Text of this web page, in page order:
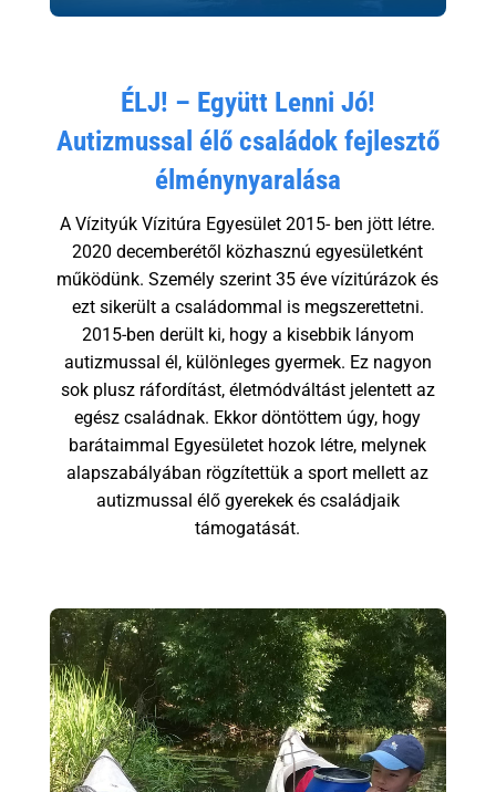
ÉLJ! – Együtt Lenni Jó!
Autizmussal élő családok fejlesztő
élménynyaralása
A Vízityúk Vízitúra Egyesület 2015- ben jött létre.
2020 decemberétől közhasznú egyesületként
működünk. Személy szerint 35 éve vízitúrázok és
ezt sikerült a családommal is megszerettetni.
2015-ben derült ki, hogy a kisebbik lányom
autizmussal él, különleges gyermek. Ez nagyon
sok plusz ráfordítást, életmódváltást jelentett az
egész családnak. Ekkor döntöttem úgy, hogy
barátaimmal Egyesületet hozok létre, melynek
alapszabályában rögzítettük a sport mellett az
autizmussal élő gyerekek és családjaik
támogatását.